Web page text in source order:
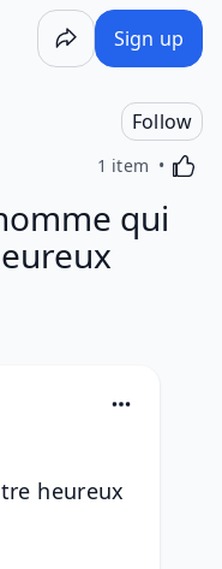
Sign up
Follow
1 item
qui
heureux